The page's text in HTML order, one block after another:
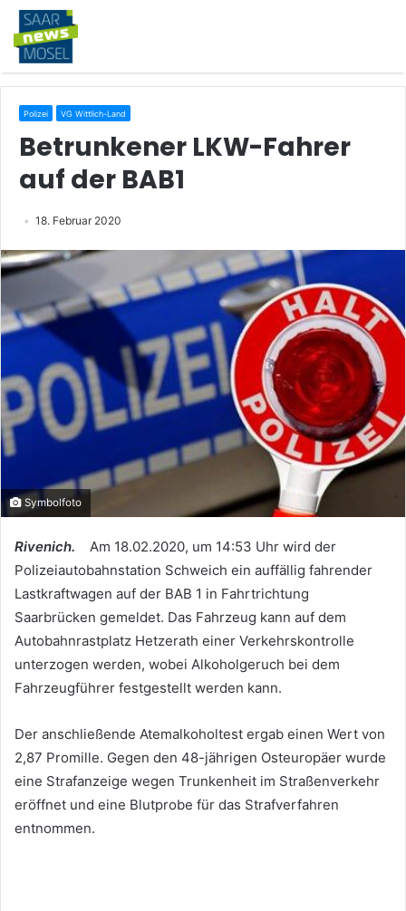
Polizei VG Wittlich-Land
Betrunkener LKW-Fahrer
auf der BAB1
18. Februar 2020
Symbolfoto
Rivenich. Am 18.02.2020, um 14:53 Uhr wird der
Polizeiautobahnstation Schweich ein auffällig fahrender
Lastkraftwagen auf der BAB 1 in Fahrtrichtung
Saarbrücken gemeldet. Das Fahrzeug kann auf dem
Autobahnrastplatz Hetzerath einer Verkehrskontrolle
unterzogen werden, wobei Alkoholgeruch bei dem
Fahrzeugführer festgestellt werden kann.
Der anschließende Atemalkoholtest ergab einen Wert von
2,87 Promille. Gegen den 48-jährigen Osteuropäer wurde
eine Strafanzeige wegen Trunkenheit im Straßenverkehr
eröffnet und eine Blutprobe für das Strafverfahren
entnommen.